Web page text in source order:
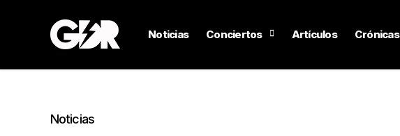
Noticias Conciertos Artículos Crónicas
Noticias